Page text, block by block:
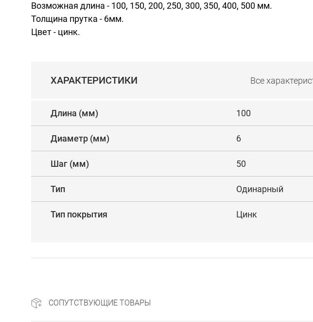
Возможная длина - 100, 150, 200, 250, 300, 350, 400, 500 мм.
Толщина прутка - 6мм.
Цвет - цинк.
ХАРАКТЕРИСТИКИ Все
Длина (мм) 100
Диаметр (мм) 6
Шаг (мм) 50
Тип Одинарный
Тип покрытия Цинк
СОПУТСТВУЮЩИЕ ТОВАРЫ